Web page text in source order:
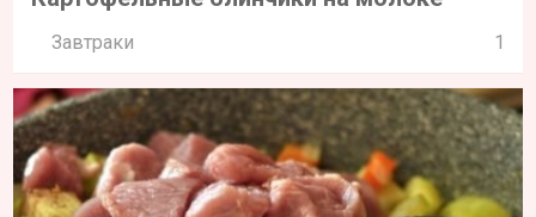
Завтраки 1